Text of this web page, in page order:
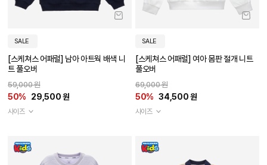
SALE
[스케쳐스 어패럴] 남아 아트웍 배색 니
트 풀오버
59,000 원
50% 29,500 원
사이즈
SALE
[스케쳐스 어패럴] 여아 몸판 절개 니트
풀오버
69,000 원
50% 34,500 원
사이즈